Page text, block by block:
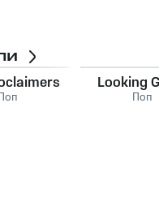
Looking
Поп